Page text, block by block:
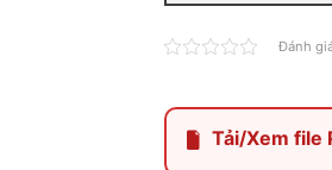
Đánh
Tải/Xem file